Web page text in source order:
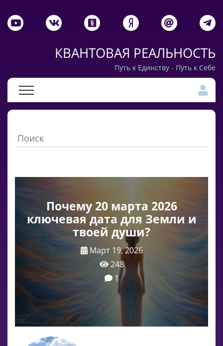
КВАНТОВАЯ РЕАЛЬНОСТЬ
Путь к Единству - Путь к Себе
Почему 20 марта 2026
ключевая дата для Земли и
твоей души?
Март 19, 2026
248
1